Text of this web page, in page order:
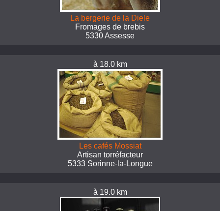
La bergerie de la Diele
Fromages de brebis
5330 Assesse
à 18.0 km
Les cafés Mossiat
Artisan torréfacteur
5333 Sorinne-la-Longue
à 19.0 km